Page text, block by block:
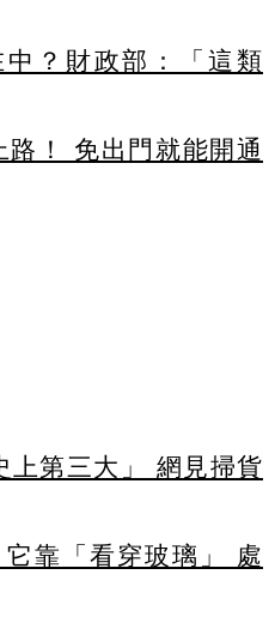
？財政部：「這類
！ 免出門就能開通
上第三大」 網見掃貨
靠「看穿玻璃」 處